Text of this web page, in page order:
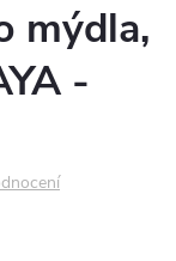
mýdla,
-